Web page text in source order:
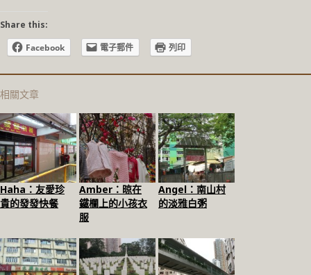
Share this:
Facebook
電子郵件 列印
相關文章
Haha：友愛珍
貴的發發快餐
Amber：晾在
鐵欄上的小孩衣
服
Angel：南山村
的淡雅白粥